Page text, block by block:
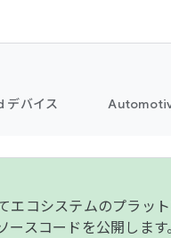
デバイス
エコシステムのプラッ
スコードを公開しま